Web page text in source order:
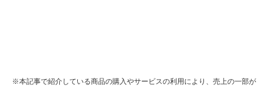
※本記事で紹介している商品の購入やサービスの利用により、売上の一部が